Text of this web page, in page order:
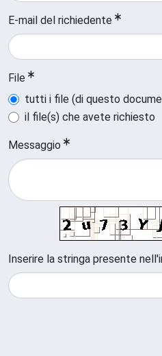
E-mail del richiedente
File
tutti i file (di questo
il file(s) che avete richiesto
Messaggio
Inserire la stringa presente